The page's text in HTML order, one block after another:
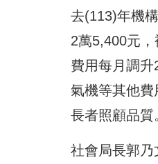
去(113)年機
2萬5,400元
費用每月調
氣機等其他
長者照顧品質
社會局長郭